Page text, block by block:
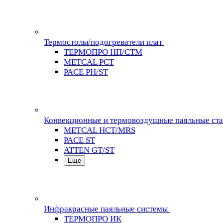
Термостолы/подогреватели плат
ТЕРМОПРО НП/СТМ
METCAL PCT
PACE PH/ST
Конвекционные и термовоздушные паяльные
METCAL HCT/MRS
PACE ST
ATTEN GT/ST
Еще
Инфракрасные паяльные системы
ТЕРМОПРО ИК